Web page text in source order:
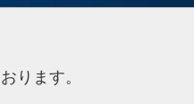
ります。